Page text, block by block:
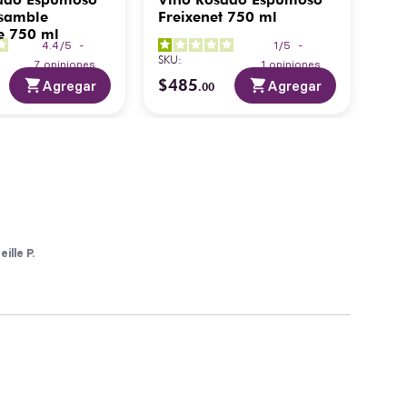
750 ml
4.4 /5
-
7 opiniones
Agregar
Freixenet 750 ml
1 /5
-
1 opiniones
SKU:
$485.00 Agregar
P.